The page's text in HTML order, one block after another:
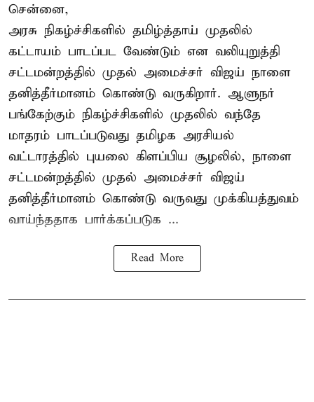
சென்னை,
அரசு நிகழ்ச்சிகளில் தமிழ்த்தாய் முதலில்
கட்டாயம் பாடப்பட வேண்டும் என வலியுறுத்தி
சட்டமன்றத்தில் முதல் அமைச்சர் விஜய் நாளை
தனித்தீர்மானம் கொண்டு வருகிறார். ஆளுநர்
பங்கேற்கும் நிகழ்ச்சிகளில் முதலில் வந்தே
மாதரம் பாடப்படுவது தமிழக அரசியல்
வட்டாரத்தில் புயலை கிளப்பிய சூழலில், நாளை
சட்டமன்றத்தில் முதல் அமைச்சர் விஜய்
தனித்தீர்மானம் கொண்டு வருவது முக்கியத்துவம்
வாய்ந்ததாக பார்க்கப்படுக ...
Read More